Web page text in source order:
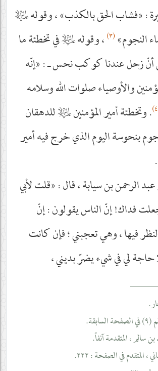
: «فشاب الحق بالكذب» ، وقولهعليه‌السلام
النجوم»(٣) ، وقولهعليه‌السلامفي تخطئة ما
أنّ زحل عندنا كوكب نحس ـ : «إنّه
والأوصياء صلوات الله وسلامه
. وتخطئة أمير المؤمنينعليه‌السلامللدهقان
بنحوسة اليوم الذي خرج فيه أمير
.
الرحمن بن سيابة ، قال : «قلت لأبي
فداك! إنّ الناس يقولون : إنّ
فيها ، وهي تعجبني ؛ فإن كانت
حاجة لي في شي‌ء يضرّ بديني ،